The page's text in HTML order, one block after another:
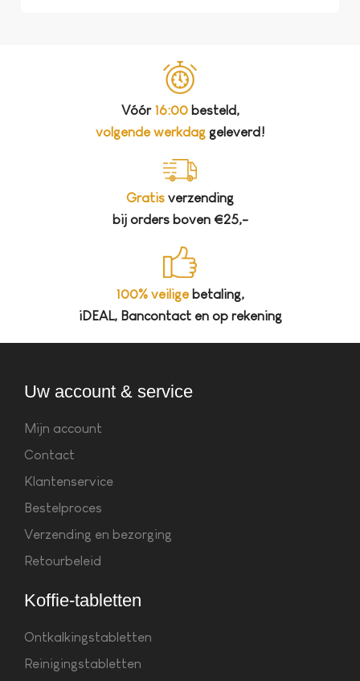
Vóór 16:00besteld,
volgende werkdaggeleverd!
Gratis verzending
bij orders boven €25,-
100% veiligebetaling,
iDEAL, Bancontact en op rekening
Uw account & service
Mijn account
Contact
Klantenservice
Bestelproces
Verzending en bezorging
Retourbeleid
Koffie-tabletten
Ontkalkingstabletten
Reinigingstabletten